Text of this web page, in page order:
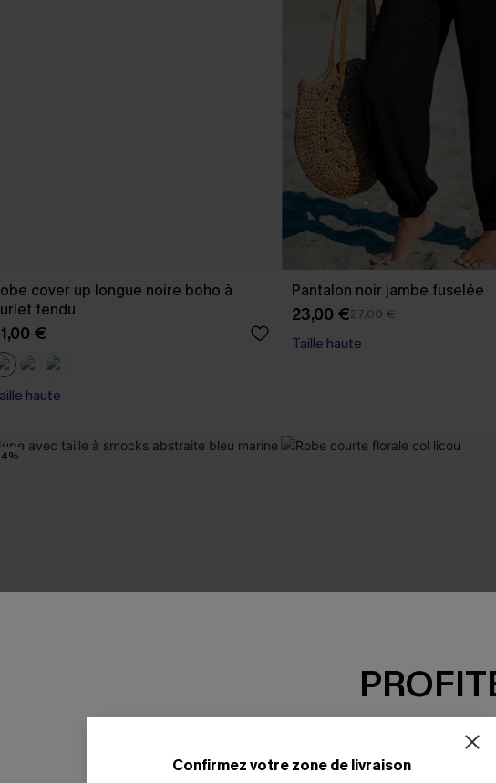
cover up longue noire boho à
fendu
€
haute
Pantalon noir jambe fuselée
23,00 €27,00 €
Taille haute
Confirmez votre zone de livraison
-15% dès 2
*Un code par